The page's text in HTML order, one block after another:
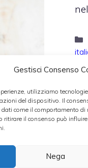
Gestisci Consenso
utilizziamo
del dispositivo. Il
dati come il comportamento
ritirare il consenso può
Nega